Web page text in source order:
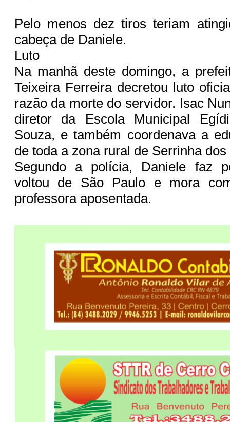
Pelo menos dez tiros teriam
cabeça de Daniele.
Luto
Na manhã deste domingo, a
Teixeira Ferreira decretou luto
razão da morte do servidor. Isac
diretor da Escola Municipal
Souza, e também coordenava a
de toda a zona rural de Serrinha dos
Segundo a polícia, Daniele faz
voltou de São Paulo e mora
professora aposentada.